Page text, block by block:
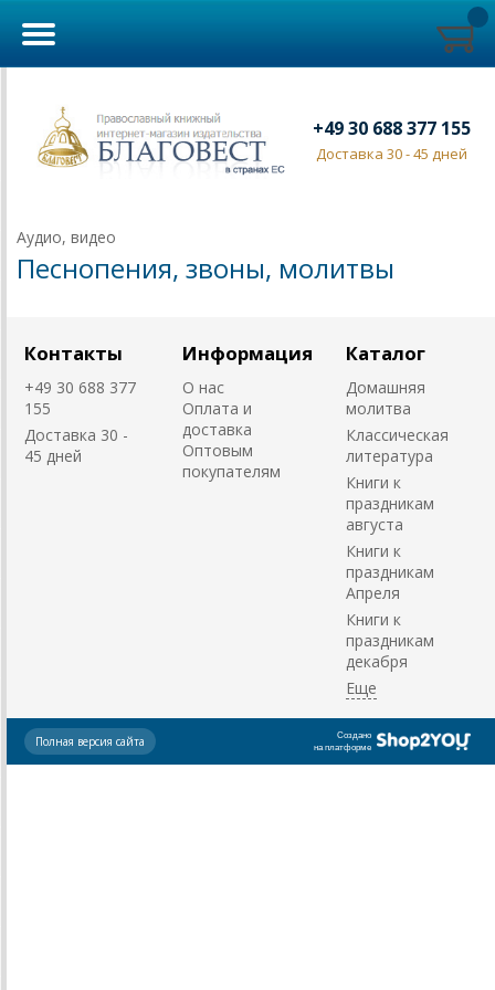
+49 30 688 377 155
Доставка 30 - 45 дней
Аудио, видео
Песнопения, звоны, молитвы
Контакты
+49 30 688 377
155
Доставка 30 -
45 дней
Информация
О нас
Оплата и
доставка
Оптовым
покупателям
Каталог
Домашняя
молитва
Классическая
литература
Книги к
праздникам
августа
Книги к
праздникам
Апреля
Книги к
праздникам
декабря
Создано
на платформе
Полная версия сайта